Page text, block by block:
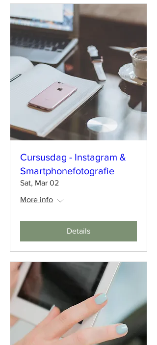
Cursusdag - Instagram &
Smartphonefotografie
Sat, Mar 02
More info
Details